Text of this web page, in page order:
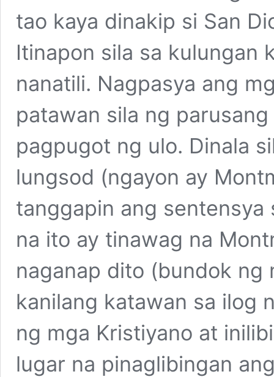
tao kaya dinakip si San
Itinapon sila sa kulungan
nanatili. Nagpasya ang
patawan sila ng
pagpugot ng ulo. Dinala
lungsod (ngayon ay
tanggapin ang sentensya
na ito ay tinawag na
naganap dito (bundok ng
kanilang katawan sa ilog
ng mga Kristiyano at
lugar na pinaglibingan